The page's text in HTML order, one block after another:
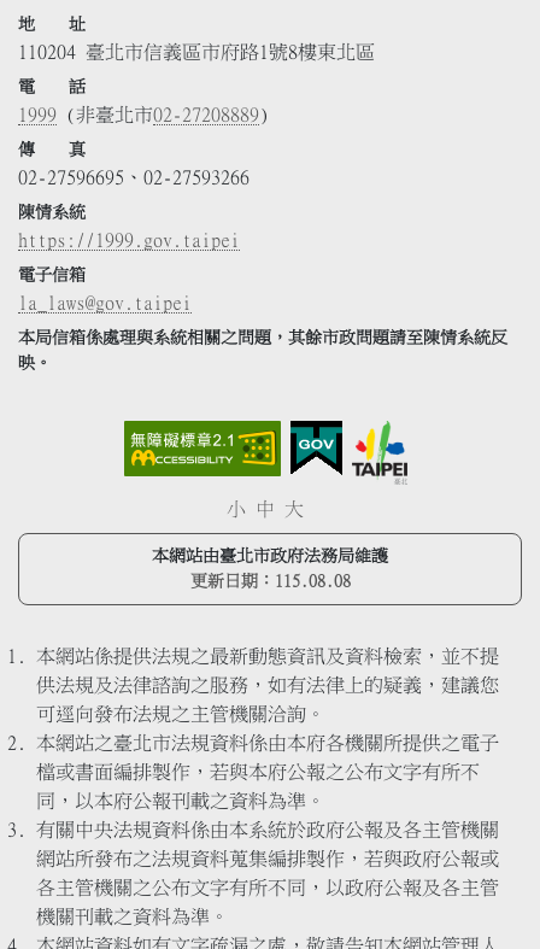
地 址
110204 臺北市信義區市府路1號8樓東北區
電 話
1999 (非臺北市02-27208889)
傳 真
02-27596695、02-27593266
陳情系統
https://1999.gov.taipei
電子信箱
la_laws@gov.taipei
本局信箱係處理與系統相關之問題，其餘市政問題請至陳情系統反
映。
小 中 大
本網站由臺北市政府法務局維護
更新日期： 115.08.08
本網站係提供法規之最新動態資訊及資料檢索，並不提
供法規及法律諮詢之服務，如有法律上的疑義，建議您
可逕向發布法規之主管機關洽詢。
本網站之臺北市法規資料係由本府各機關所提供之電子
檔或書面編排製作，若與本府公報之公布文字有所不
同，以本府公報刊載之資料為準。
有關中央法規資料係由本系統於政府公報及各主管機關
網站所發布之法規資料蒐集編排製作，若與政府公報或
各主管機關之公布文字有所不同，以政府公報及各主管
機關刊載之資料為準。
本網站資料如有文字疏漏之處，敬請告知本網站管理人